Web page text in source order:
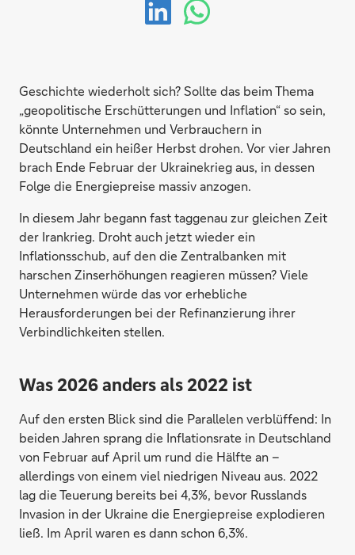
Geschichte wiederholt sich? Sollte das beim Thema
„geopolitische Erschütterungen und Inflation“ so sein,
könnte Unternehmen und Verbrauchern in
Deutschland ein heißer Herbst drohen. Vor vier Jahren
brach Ende Februar der Ukrainekrieg aus, in dessen
Folge die Energiepreise massiv anzogen.
In diesem Jahr begann fast taggenau zur gleichen Zeit
der Irankrieg. Droht auch jetzt wieder ein
Inflationsschub, auf den die Zentralbanken mit
harschen Zinserhöhungen reagieren müssen? Viele
Unternehmen würde das vor erhebliche
Herausforderungen bei der Refinanzierung ihrer
Verbindlichkeiten stellen.
Was 2026 anders als 2022 ist
Auf den ersten Blick sind die Parallelen verblüffend: In
beiden Jahren sprang die Inflationsrate in Deutschland
von Februar auf April um rund die Hälfte an –
allerdings von einem viel niedrigen Niveau aus. 2022
lag die Teuerung bereits bei 4,3%, bevor Russlands
Invasion in der Ukraine die Energiepreise explodieren
ließ. Im April waren es dann schon 6,3%.